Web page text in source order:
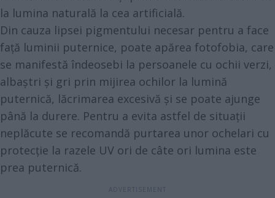
la lumina naturală la cea artificială.
Din cauza lipsei pigmentului necesar pentru a face
față luminii puternice, poate apărea fotofobia, care
se manifestă îndeosebi la persoanele cu ochii verzi,
albaștri și gri prin mijirea ochilor la lumină
puternică, lăcrimarea excesivă și se poate ajunge
până la durere. Pentru a evita astfel de situații
neplăcute se recomandă purtarea unor ochelari cu
protecție la razele UV ori de câte ori lumina este
prea puternică.